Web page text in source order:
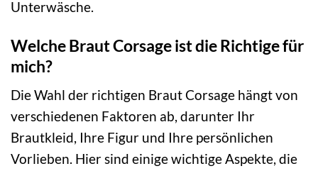
Unterwäsche.
Welche Braut Corsage ist die Richtige für
mich?
Die Wahl der richtigen Braut Corsage hängt von
verschiedenen Faktoren ab, darunter Ihr
Brautkleid, Ihre Figur und Ihre persönlichen
Vorlieben. Hier sind einige wichtige Aspekte, die